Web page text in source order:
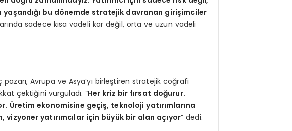
bu dönemde stratejik davranan girişimciler
sadece kısa vadeli kar değil, orta ve uzun vadeli
Avrupa ve Asya’yı birleştiren stratejik coğrafi
çektiğini vurguladı. “Her kriz bir fırsat doğurur.
Üretim ekonomisine geçiş, teknoloji yatırımlarına
yatırımcılar için büyük bir alan açıyor” dedi.